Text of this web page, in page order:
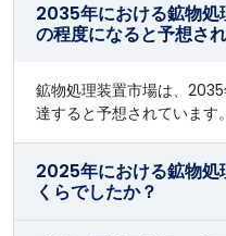
2035年における鉱物処
の程度になると予想さ
鉱物処理装置市場は、
達すると予想されています。
2025年における鉱物処
くらでしたか？